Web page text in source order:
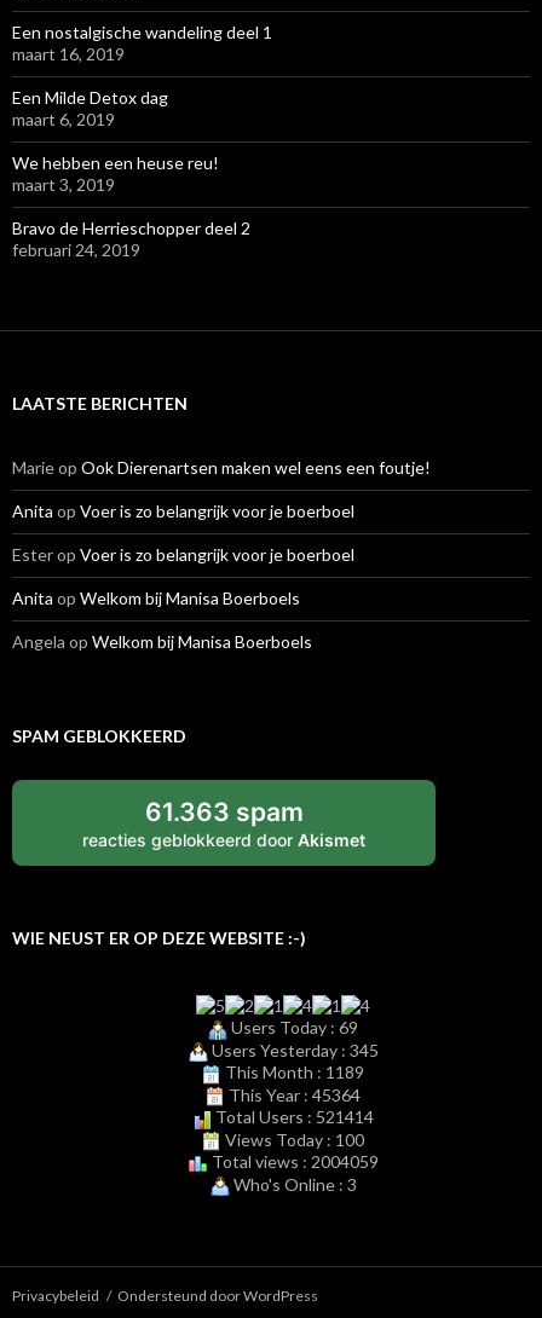
Een nostalgische wandeling deel 1
maart 16, 2019
Een Milde Detox dag
maart 6, 2019
We hebben een heuse reu!
maart 3, 2019
Bravo de Herrieschopper deel 2
februari 24, 2019
LAATSTE BERICHTEN
Marieop Ook Dierenartsen maken wel eens een foutje!
Anita op Voer is zo belangrijk voor je boerboel
Esterop Voer is zo belangrijk voor je boerboel
Anita op Welkom bij Manisa Boerboels
Angela op Welkom bij Manisa Boerboels
SPAM GEBLOKKEERD
61.363 spam
reacties geblokkeerd door Akismet
WIE NEUST ER OP DEZE WEBSITE :-)
Users Today : 69
Users Yesterday : 345
This Month : 1189
This Year : 45364
Total Users : 521414
Views Today : 100
Total views : 2004059
Who's Online : 3
Privacybeleid Ondersteund door WordPress